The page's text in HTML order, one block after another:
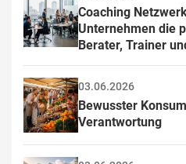
Coaching
Unternehmen die
Berater, Trainer
03.06.2026
Bewusster
Verantwortung